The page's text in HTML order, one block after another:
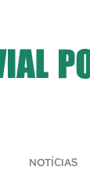
NOTÍCIAS